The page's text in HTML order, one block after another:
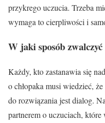
przykrego uczucia. Trzeba
wymaga to cierpliwości i
W jaki sposób zwalczyć
Każdy, kto zastanawia się
o chłopaka musi wiedzieć,
do rozwiązania jest dialog.
partnerem o uczuciach,